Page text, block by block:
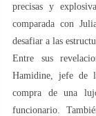
precisas y
comparada con
desafiar a las
Entre sus
Hamidine, jefe de
compra de una
funcionario.